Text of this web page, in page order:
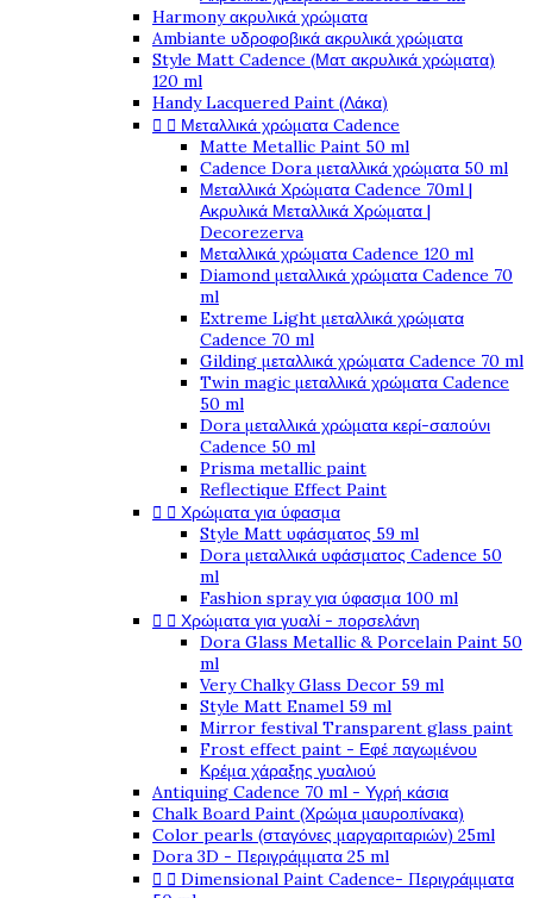
Harmony ακρυλικά χρώματα
Ambiante υδροφοβικά ακρυλικά χρώματα
Style Matt Cadence (Ματ ακρυλικά χρώματα)
120 ml
Handy Lacquered Paint (Λάκα)
  Μεταλλικά χρώματα Cadence
Matte Metallic Paint 50 ml
Cadence Dora μεταλλικά χρώματα 50 ml
Μεταλλικά Χρώματα Cadence 70ml |
Ακρυλικά Μεταλλικά Χρώματα |
Decorezerva
Μεταλλικά χρώματα Cadence 120 ml
Diamond μεταλλικά χρώματα Cadence 70
ml
Extreme Light μεταλλικά χρώματα
Cadence 70 ml
Gilding μεταλλικά χρώματα Cadence 70 ml
Twin magic μεταλλικά χρώματα Cadence
50 ml
Dora μεταλλικά χρώματα κερί-σαπούνι
Cadence 50 ml
Prisma metallic paint
Reflectique Effect Paint
  Χρώματα για ύφασμα
Style Matt υφάσματος 59 ml
Dora μεταλλικά υφάσματος Cadence 50
ml
Fashion spray για ύφασμα 100 ml
  Χρώματα για γυαλί - πορσελάνη
Dora Glass Metallic & Porcelain Paint 50
ml
Very Chalky Glass Decor 59 ml
Style Matt Enamel 59 ml
Mirror festival Transparent glass paint
Frost effect paint - Εφέ παγωμένου
Κρέμα χάραξης γυαλιού
Antiquing Cadence 70 ml - Υγρή κάσια
Chalk Board Paint (Χρώμα μαυροπίνακα)
Color pearls (σταγόνες μαργαριταριών) 25ml
Dora 3D - Περιγράμματα 25 ml
  Dimensional Paint Cadence- Περιγράμματα